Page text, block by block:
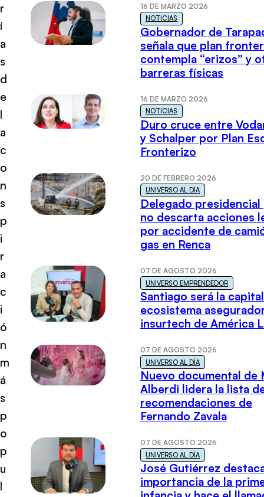
r
í
a
s
d
e
l
a
c
o
n
s
p
i
r
a
c
i
ó
n
m
á
s
p
o
p
u
l
16 DE MARZO 2026
NOTICIAS
Gobernador de
señala que plan
contempla “erizos” y
barreras físicas
16 DE MARZO 2026
NOTICIAS
Duro cruce entre
y Schalper por Plan
Fronterizo
20 DE FEBRERO 2026
UNIVERSO AL DÍA
Delegado presidencial
no descarta acciones
por accidente de
gas en Renca
07 DE AGOSTO 2026
UNIVERSO EMPRENDEDOR
Santiago será la
ecosistema
insurtech de América
07 DE AGOSTO 2026
UNIVERSO AL DÍA
Nuevo documental de
Alberdi lidera la lista
recomendaciones de
Fernando Zavala
07 DE AGOSTO 2026
UNIVERSO AL DÍA
José Gutiérrez
importancia de la